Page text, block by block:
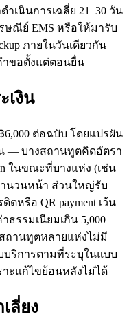
ำเนินการเฉลี่ย 21–30 วัน
ษณีย์ EMS หรือให้มารับ
ภายในวันเดียวกัน
ำขอตั้งแต่ตอนยื่น
เงิน
ต่อฉบับ โดยแปรผัน
— บางสถานทูตคิดอัตรา
ในขณะที่บางแห่ง (เช่น
นวนหน้า ส่วนใหญ่รับ
หรือ QR payment เว้น
ธรรมเนียมเกิน 5,000
ถานทูตหลายแห่งไม่มี
บริการตามที่ระบุในแบบ
ะแก้ไขย้อนหลังไม่ได้
ลี่ยง